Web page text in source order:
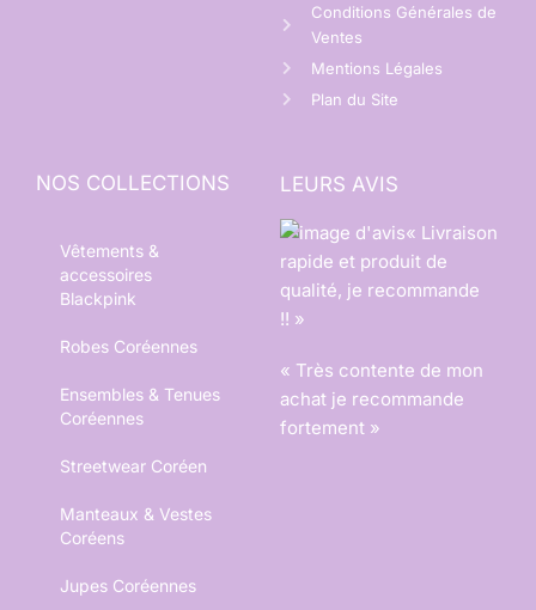
Conditions Générales de
Ventes
Mentions Légales
Plan du Site
NOS COLLECTIONS
Vêtements &
accessoires
Blackpink
Robes Coréennes
Ensembles & Tenues
Coréennes
Streetwear Coréen
Manteaux & Vestes
Coréens
Jupes Coréennes
LEURS AVIS
« Livraison
rapide et produit de
qualité, je recommande
!! »
« Très contente de mon
achat je recommande
fortement »